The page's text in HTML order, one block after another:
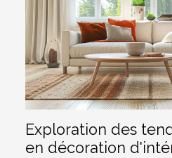
Exploration des
en décoration